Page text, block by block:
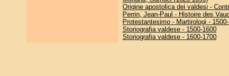
Origine apostolica dei valdesi -
Perrin, Jean-Paul - Histoire des
Protestantesimo - Martirologi -
Storiografia valdese - 1500-1600
Storiografia valdese - 1600-1700